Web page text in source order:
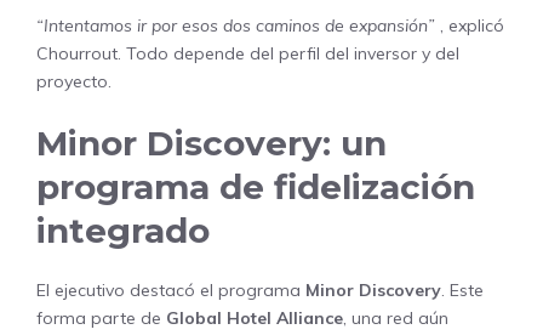
“Intentamos ir por esos dos caminos de expansión” , explicó
Chourrout. Todo depende del perfil del inversor y del
proyecto.
Minor Discovery: un
programa de fidelización
integrado
El ejecutivo destacó el programa Minor Discovery. Este
forma parte de Global Hotel Alliance, una red aún